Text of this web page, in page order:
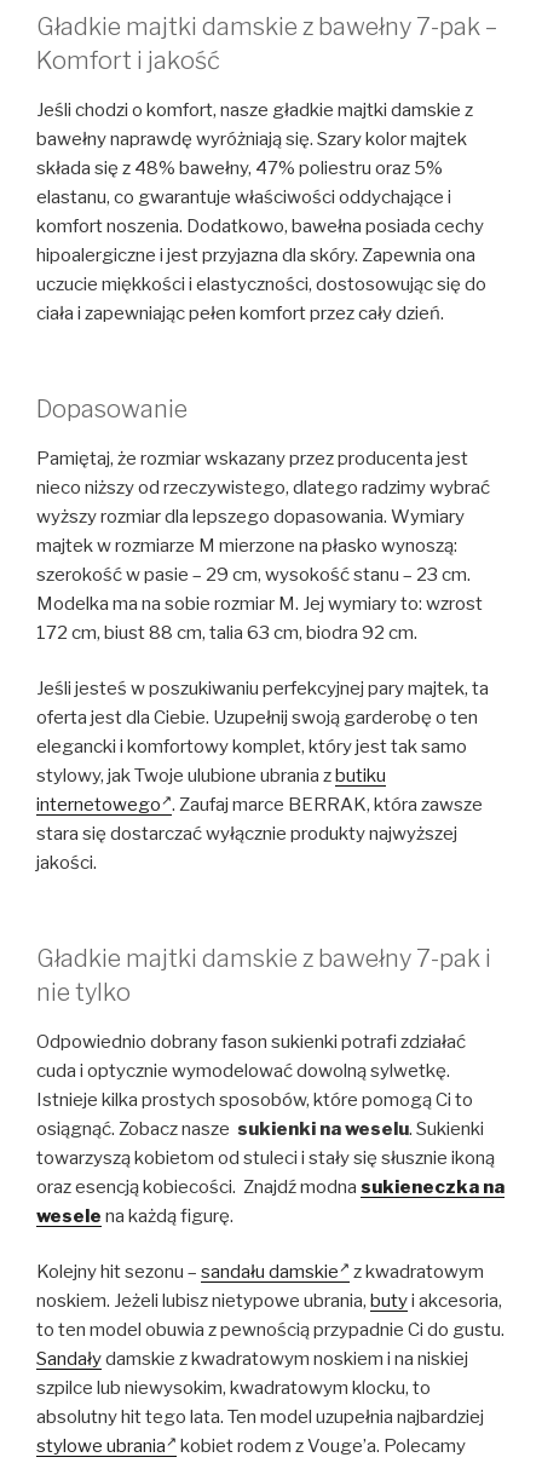
Gładkie majtki damskie z bawełny 7-pak –
Komfort i jakość
Jeśli chodzi o komfort, nasze gładkie majtki damskie z
bawełny naprawdę wyróżniają się. Szary kolor majtek
składa się z 48% bawełny, 47% poliestru oraz 5%
elastanu, co gwarantuje właściwości oddychające i
komfort noszenia. Dodatkowo, bawełna posiada cechy
hipoalergiczne i jest przyjazna dla skóry. Zapewnia ona
uczucie miękkości i elastyczności, dostosowując się do
ciała i zapewniając pełen komfort przez cały dzień.
Dopasowanie
Pamiętaj, że rozmiar wskazany przez producenta jest
nieco niższy od rzeczywistego, dlatego radzimy wybrać
wyższy rozmiar dla lepszego dopasowania. Wymiary
majtek w rozmiarze M mierzone na płasko wynoszą:
szerokość w pasie – 29 cm, wysokość stanu – 23 cm.
Modelka ma na sobie rozmiar M. Jej wymiary to: wzrost
172 cm, biust 88 cm, talia 63 cm, biodra 92 cm.
Jeśli jesteś w poszukiwaniu perfekcyjnej pary majtek, ta
oferta jest dla Ciebie. Uzupełnij swoją garderobę o ten
elegancki i komfortowy komplet, który jest tak samo
stylowy, jak Twoje ulubione ubrania z butiku
internetowego . Zaufaj marce BERRAK, która zawsze
stara się dostarczać wyłącznie produkty najwyższej
jakości.
Gładkie majtki damskie z bawełny 7-pak i
nie tylko
Odpowiednio dobrany fason sukienki potrafi zdziałać
cuda i optycznie wymodelować dowolną sylwetkę.
Istnieje kilka prostych sposobów, które pomogą Ci to
osiągnąć. Zobacz nasze sukienki na weselu. Sukienki
towarzyszą kobietom od stuleci i stały się słusznie ikoną
oraz esencją kobiecości. Znajdź modna sukieneczka na
wesele na każdą figurę.
Kolejny hit sezonu – sandału damskie
z kwadratowym
noskiem. Jeżeli lubisz nietypowe ubrania, butyi akcesoria,
to ten model obuwia z pewnością przypadnie Ci do gustu.
Sandałydamskie z kwadratowym noskiem i na niskiej
szpilce lub niewysokim, kwadratowym klocku, to
absolutny hit tego lata. Ten model uzupełnia najbardziej
stylowe ubrania
kobiet rodem z Vouge’a. Polecamy